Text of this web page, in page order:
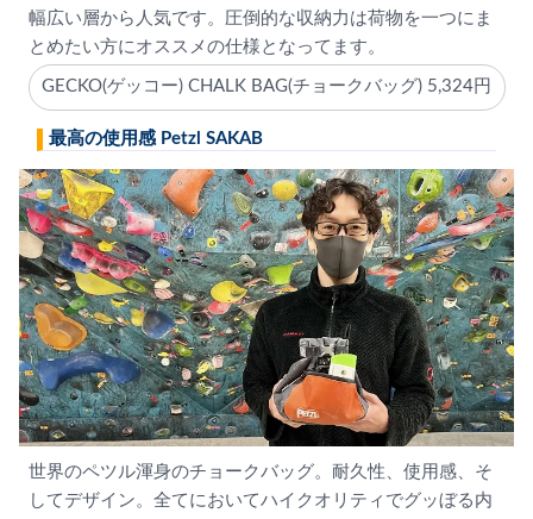
幅広い層から人気です。圧倒的な収納力は荷物を一つにま
とめたい方にオススメの仕様となってます。
GECKO(ゲッコー) CHALK BAG(チョークバッグ) 5,324円
最高の使用感 Petzl SAKAB
世界のペツル渾身のチョークバッグ。耐久性、使用感、そ
してデザイン。全てにおいてハイクオリティでグッぼる内